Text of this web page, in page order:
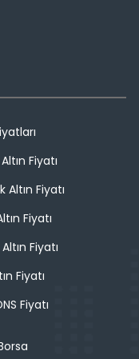
Fiyatı
Altın Fiyatı
Fiyatı
Fiyatı
Fiyatı
Fiyatı